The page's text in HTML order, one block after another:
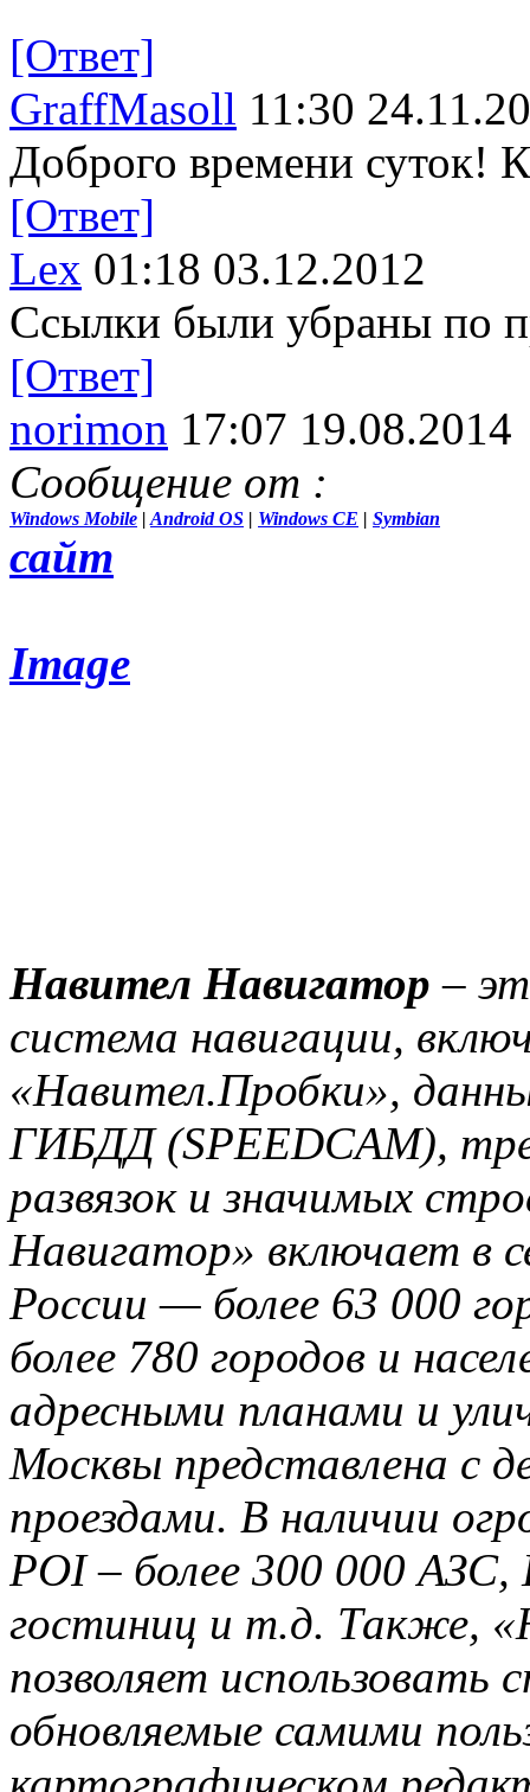
[Ответ]
GraffMasoll 11:30
Доброго времени суток!
[Ответ]
Lex 01:18 03.12.2012
Ссылки были убраны по
[Ответ]
norimon 17:07 19.08.2014
Сообщение от :
Windows Mobile | Android OS | Windows CE | Symbian
сайт
Image
Навител Навигатор –
система навигации,
«Навител.Пробки»,
ГИБДД (SPEEDCAM),
развязок и значимых
Навигатор» включает в
России — более 63 000
более 780 городов и
адресными планами и
Москвы представлена с
проездами. В наличии
POI – более 300 000
гостиниц и т.д. Также,
позволяет использовать
обновляемые самими